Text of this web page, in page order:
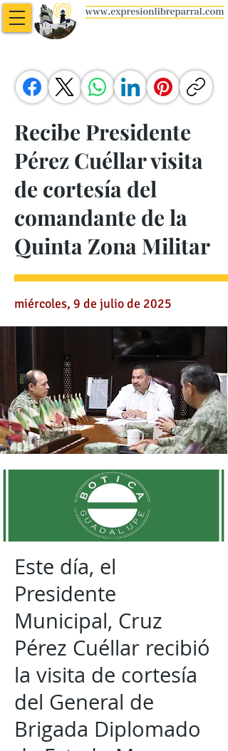
Recibe Presidente
Pérez Cuéllar visita
de cortesía del
comandante de la
Quinta Zona Militar
miércoles, 9 de julio de 2025
Este día, el
Presidente
Municipal, Cruz
Pérez Cuéllar recibió
la visita de cortesía
del General de
Brigada Diplomado